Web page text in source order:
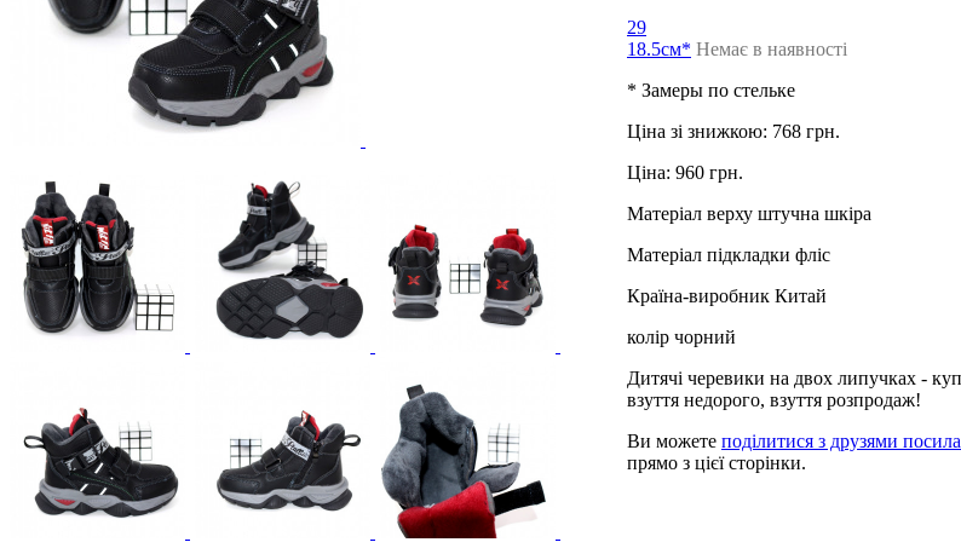
29
18.5см* Немає в наявності
* Замеры по стельке
Ціна зі знижкою: 768 грн.
Ціна: 960 грн.
Матеріал верху штучна шкіра
Матеріал підкладки фліс
Країна-виробник Китай
колір чорний
Дитячі черевики на двох липучках -
взуття недорого, взуття розпродаж!
Ви можете поділитися з друзями
прямо з цієї сторінки.